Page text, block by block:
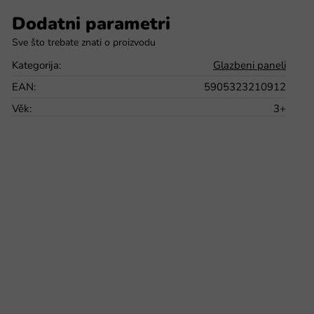
Dodatni parametri
Kategorija:
Glazbeni paneli
EAN:
5905323210912
Věk: 3+